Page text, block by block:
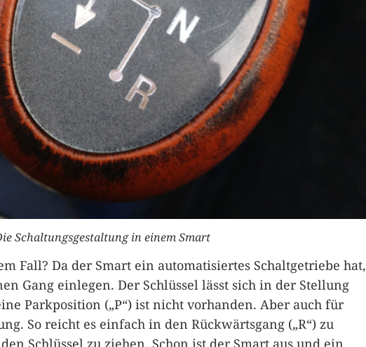
Schaltungsgestaltung in einem Smart
Fall? Da der Smart ein automatisiertes Schaltgetriebe hat,
Gang einlegen. Der Schlüssel lässt sich in der Stellung
Parkposition („P“) ist nicht vorhanden. Aber auch für
So reicht es einfach in den Rückwärtsgang („R“) zu
Schlüssel zu ziehen. Schon ist der Smart aus und ein